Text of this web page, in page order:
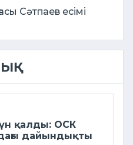
Сәтпаев есімі
қалды: ОСК
дайындықты